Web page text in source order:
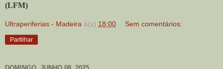
(LFM)
Ultraperiferias - Madeira à(s) 18:00 Sem comentários:
Partilhar